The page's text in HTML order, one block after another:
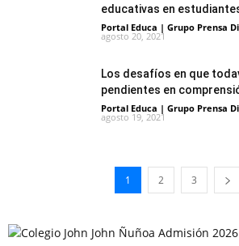
educativas en
Portal Educa | Grupo Prensa
agosto 20, 2021
Los desafíos en que
pendientes en
Portal Educa | Grupo Prensa
agosto 19, 2021
1 2 3